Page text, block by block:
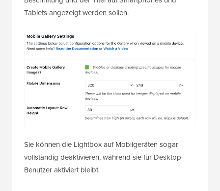
Tablets angezeigt werden sollen.
Sie können die Lightbox auf Mobilgeräten sogar
vollständig deaktivieren, während sie für Desktop-
Benutzer aktiviert bleibt.